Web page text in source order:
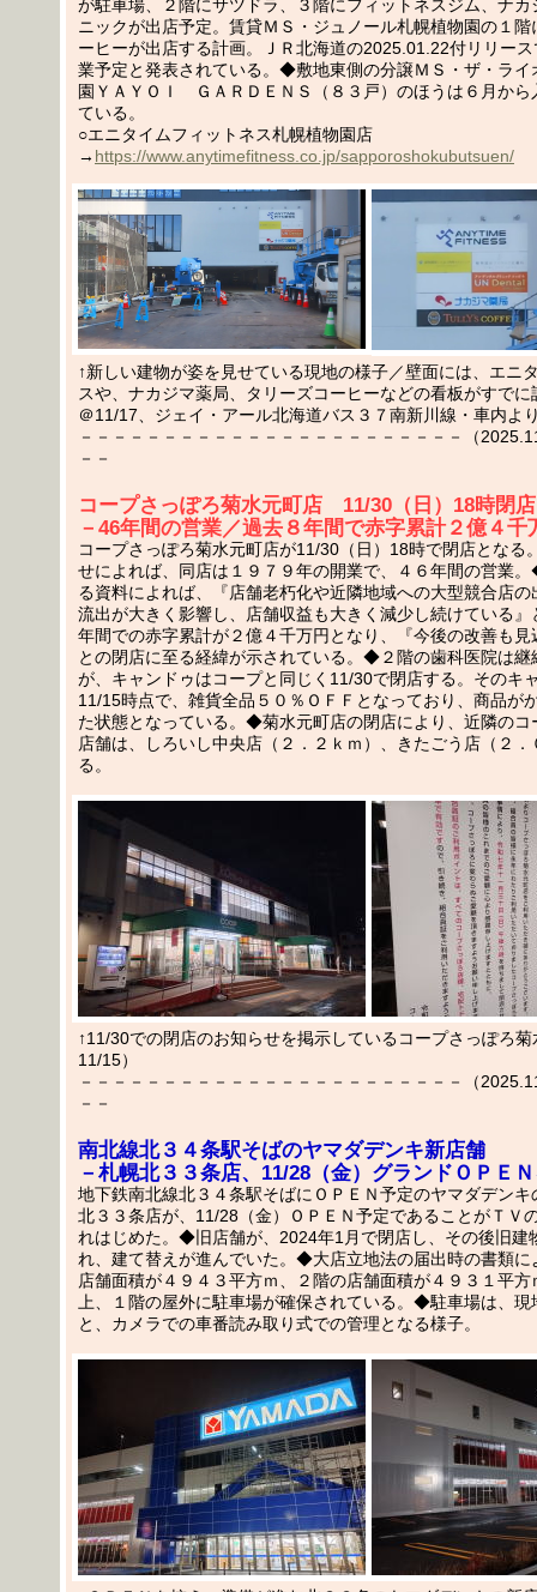
が駐車場、２階にサツドラ、３階にフィットネスジム、ナカ
ニックが出店予定。賃貸ＭＳ・ジュノール札幌植物園の１階
ーヒーが出店する計画。ＪＲ北海道の2025.01.22付リリー
業予定と発表されている。◆敷地東側の分譲ＭＳ・ザ・ライ
園ＹＡＹＯＩ ＧＡＲＤＥＮＳ（８３戸）のほうは６月から
ている。
○エニタイムフィットネス札幌植物園店
→ https://www.anytimefitness.co.jp/sapporoshokubutsuen/
↑新しい建物が姿を見せている現地の様子／壁面には、エニ
スや、ナカジマ薬局、タリーズコーヒーなどの看板がすで
＠11/17、ジェイ・アール北海道バス３７南新川線・車内よ
－－－－－－－－－－－－－－－－－－－－－－－（
－－
コープさっぽろ菊水元町店 11/30（日）18時閉店
－46年間の営業／過去８年間で赤字累計２億４千
コープさっぽろ菊水元町店が11/30（日）18時で閉店となる
せによれば、同店は１９７９年の開業で、４６年間の営業
る資料によれば、『店舗老朽化や近隣地域への大型競合店の
流出が大きく影響し、店舗収益も大きく減少し続けている』
年間での赤字累計が２億４千万円となり、『今後の改善も見
との閉店に至る経緯が示されている。◆２階の歯科医院は継
が、キャンドゥはコープと同じく11/30で閉店する。そのキ
11/15時点で、雑貨全品５０％ＯＦＦとなっており、商品が
た状態となっている。◆菊水元町店の閉店により、近隣のコ
店舗は、しろいし中央店（２．２ｋｍ）、きたごう店（２．
る。
↑11/30での閉店のお知らせを掲示しているコープさっぽろ
11/15）
－－－－－－－－－－－－－－－－－－－－－－－（
－－
南北線北３４条駅そばのヤマダデンキ新店舗
－札幌北３３条店、11/28（金）グランドＯＰＥ
地下鉄南北線北３４条駅そばにＯＰＥＮ予定のヤマダデンキ
北３３条店が、11/28（金）ＯＰＥＮ予定であることがＴＶ
れはじめた。◆旧店舗が、2024年1月で閉店し、その後旧建
れ、建て替えが進んでいた。◆大店立地法の届出時の書類に
店舗面積が４９４３平方ｍ、２階の店舗面積が４９３１平
上、１階の屋外に駐車場が確保されている。◆駐車場は、現
と、カメラでの車番読み取り式での管理となる様子。